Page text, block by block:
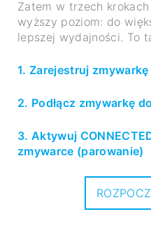
Zatem w trzech
wyższy poziom: do
lepszej wydajności. To
1. Zarejestruj zmywarkę
2. Podłącz zmywarkę
3. Aktywuj
zmywarce (parowanie)